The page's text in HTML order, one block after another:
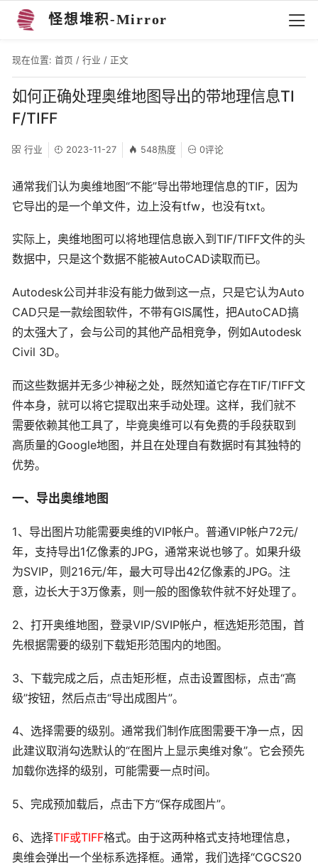
怪想堆积-Mirror
现在位置: 首页 / 行业 / 正文
如何正确处理奥维地图导出的带地理信息TI
F/TIFF
行业 2023-11-27 548热度 0评论
通常我们认为奥维地图“不能”导出带地理信息的TIF，因为
它导出的是一个单文件，边上没有tfw，也没有txt。
实际上，奥维地图可以将地理信息嵌入到TIF/TIFF文件的头
数据中，只是这个数据不能被AutoCAD读取而已。
Autodesk公司并非没有能力做到这一点，只是它认为Auto
CAD只是一款绘图软件，不带有GIS属性，把AutoCAD搞
的太强大了，会与公司的其他产品相竞争，例如Autodesk
Civil 3D。
而这些数据并无多少神秘之处，既然知道它存在TIF/TIFF文
件本身，就可以将它提取出来手动处理。这样，我们就不
需要依赖其他工具了，毕竟奥维可以有免费的手段获取到
高质量的Google地图，并且在处理自有数据时有其独特的
优势。
一、导出奥维地图
1、导出图片功能需要奥维的VIP帐户。普通VIP帐户72元/
年，支持导出1亿像素的JPG，通常来说也够了。如果升级
为SVIP，则216元/年，最大可导出42亿像素的JPG。注
意，边长大于3万像素，则一般的图像软件就不好处理了。
2、打开奥维地图，登录VIP/SVIP帐户，框选矩形范围，首
先根据需要的级别下载矩形范围内的地图。
3、下载完成之后，点击矩形框，点击设置图标，点击“高
级”按钮，然后点击“导出成图片”。
4、选择需要的级别。通常我们制作底图需要干净一点，因
此建议取消勾选默认的“在图片上显示奥维对象”。它会预先
加载你选择的级别，可能需要一点时间。
5、完成预加载后，点击下方“保存成图片”。
6、选择TIF或TIFF格式。由于这两种格式支持地理信息，
奥维会弹出一个坐标系选择框。通常，我们选择“CGCS20